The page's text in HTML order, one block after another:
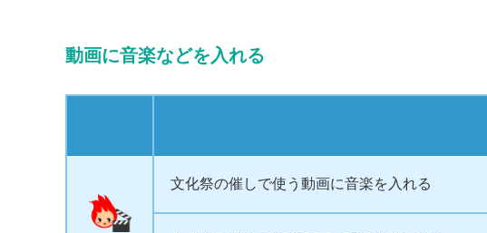
動画に音楽などを入れる
文化祭の催しで使う動画に音楽を入れる